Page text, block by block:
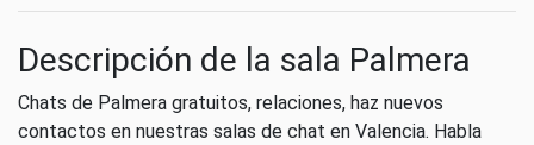
Descripción de la sala Palmera
Chats de Palmera gratuitos, relaciones, haz nuevos
contactos en nuestras salas de chat en Valencia. Habla